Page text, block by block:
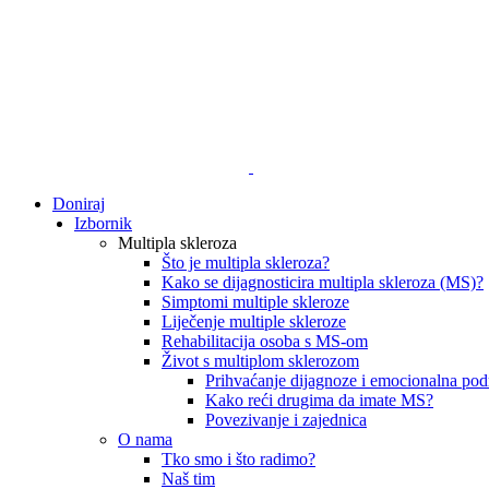
Doniraj
Izbornik
Multipla skleroza
Što je multipla skleroza?
Kako se dijagnosticira multipla skleroza (MS)?
Simptomi multiple skleroze
Liječenje multiple skleroze
Rehabilitacija osoba s MS-om
Život s multiplom sklerozom
Prihvaćanje dijagnoze i emocionalna
Kako reći drugima da imate MS?
Povezivanje i zajednica
O nama
Tko smo i što radimo?
Naš tim